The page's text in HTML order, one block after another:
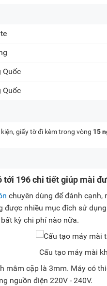
Quốc
Quốc
giấy tờ đi kèm trong vòng 15
tới 196 chi tiết giúp mài
chuyên dùng để đánh
được nhiều mục đích sử
kỳ chi phí nào nữa.
Cấu tạo máy mài
mâm cặp là 3mm. Máy có
nguồn điện 220V - 240V.